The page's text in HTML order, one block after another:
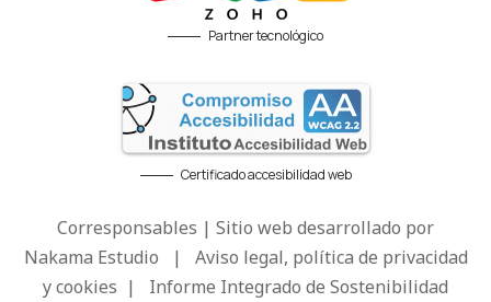
Partner tecnológico
Certificado accesibilidad web
Corresponsables | Sitio web desarrollado por
Nakama Estudio | Aviso legal, política de privacidad
y cookies | Informe Integrado de Sostenibilidad